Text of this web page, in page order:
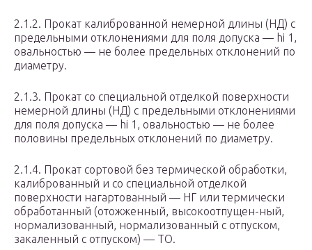
2.1.2. Прокат калиброванной немерной длины (НД) с
предельными отклонениями для поля допуска — hi 1,
овальностью — не более предельных отклонений по
диаметру.
2.1.3. Прокат со специальной отделкой поверхности
немерной длины (НД) с предельными отклонениями
для поля допуска — hi 1, овальностью — не более
половины предельных отклонений по диаметру.
2.1.4. Прокат сортовой без термической обработки,
калиброванный и со специальной отделкой
поверхности нагартованный — НГ или термически
обработанный (отожженный, высокоотпущен-ный,
нормализованный, нормализованный с отпуском,
закаленный с отпуском) — ТО.